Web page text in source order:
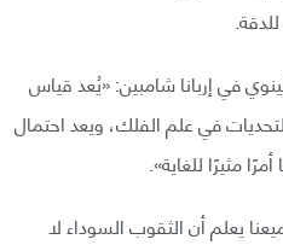
في إربانا شامبين: «يُعد قياس
في علم الفلك، ويعد احتمال
مثيرًا للغاية».
يعلم أن الثقوب السوداء لا